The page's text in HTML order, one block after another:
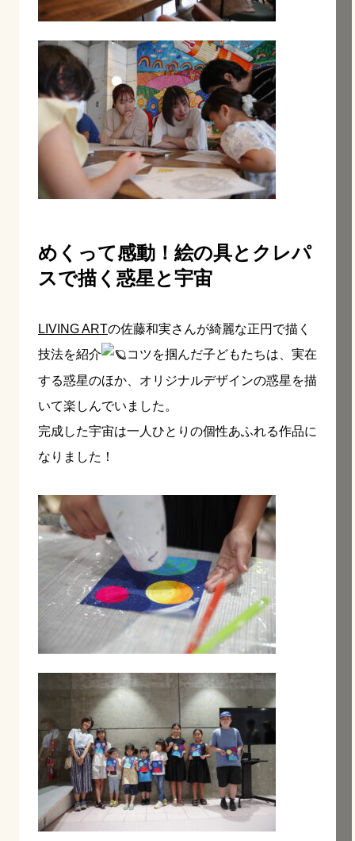
めくって感動！絵の具とクレパ
スで描く惑星と宇宙
LIVING ARTの佐藤和実さんが綺麗な正円で描く
技法を紹介
コツを掴んだ子どもたちは、実在
する惑星のほか、オリジナルデザインの惑星を描
いて楽しんでいました。
完成した宇宙は一人ひとりの個性あふれる作品に
なりました！